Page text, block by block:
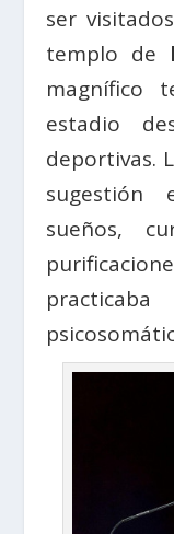
ser
templo de
magnífico
estadio
deportivas.
sugestión
sueños,